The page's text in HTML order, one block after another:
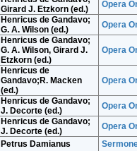
Girard J. Etzkorn (ed.)
Opera
Henricus de Gandavo;
G. A. Wilson (ed.)
Opera
Henricus de Gandavo;
G. A. Wilson, Girard J.
Etzkorn (ed.)
Opera
Henricus de
Gandavo;R. Macken
(ed.)
Opera
Henricus de Gandavo;
J. Decorte (ed.)
Opera
Henricus de Gandavo;
J. Decorte (ed.)
Opera
Petrus Damianus